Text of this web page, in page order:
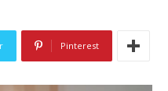
Pinterest